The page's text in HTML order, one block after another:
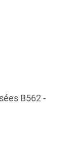
B562 -